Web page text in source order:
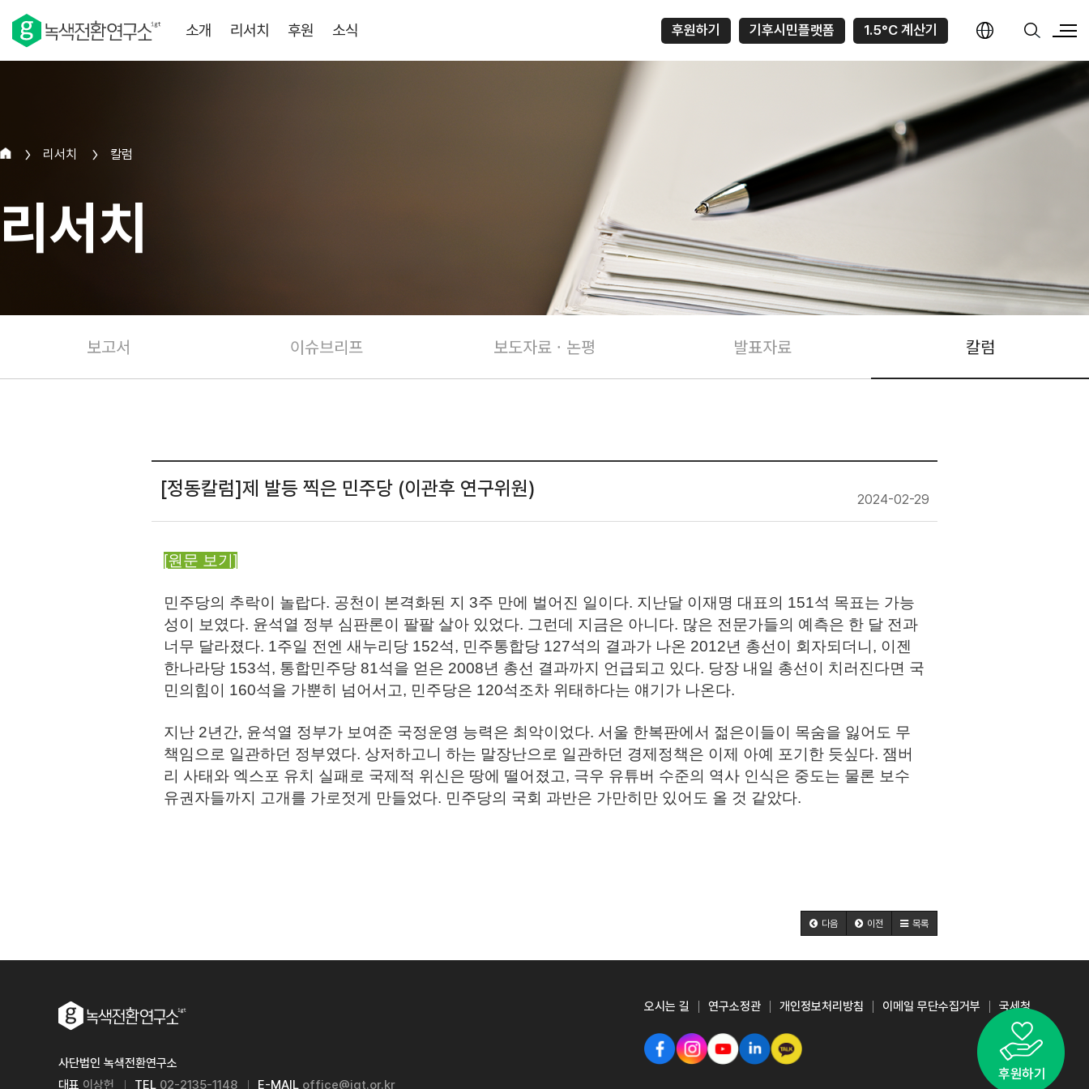
소개 리서치 후원 소식 후원하기 기후시민플랫폼 1.5°C 계산기
> 리서치 > 칼럼
리서치
보고서 이슈브리프 보도자료 · 논평 발표자료 칼럼
[정동칼럼]제 발등 찍은 민주당 (이관후 연구위원) 2024-02-29
[원문 보기]
민주당의 추락이 놀랍다. 공천이 본격화된 지 3주 만에 벌어진 일이다. 지난달 이재명 대표의 151석 목표는 가능
성이 보였다. 윤석열 정부 심판론이 팔팔 살아 있었다. 그런데 지금은 아니다. 많은 전문가들의 예측은 한 달 전과
너무 달라졌다. 1주일 전엔 새누리당 152석, 민주통합당 127석의 결과가 나온 2012년 총선이 회자되더니, 이젠
한나라당 153석, 통합민주당 81석을 얻은 2008년 총선 결과까지 언급되고 있다. 당장 내일 총선이 치러진다면 국
민의힘이 160석을 가뿐히 넘어서고, 민주당은 120석조차 위태하다는 얘기가 나온다.
지난 2년간, 윤석열 정부가 보여준 국정운영 능력은 최악이었다. 서울 한복판에서 젊은이들이 목숨을 잃어도 무
책임으로 일관하던 정부였다. 상저하고니 하는 말장난으로 일관하던 경제정책은 이제 아예 포기한 듯싶다. 잼버
리 사태와 엑스포 유치 실패로 국제적 위신은 땅에 떨어졌고, 극우 유튜버 수준의 역사 인식은 중도는 물론 보수
유권자들까지 고개를 가로젓게 만들었다. 민주당의 국회 과반은 가만히만 있어도 올 것 같았다.
다음 이전 목록
사단법인 녹색전환연구소
대표 이상헌 TEL 02-2135-1148 E-MAIL office@igt.or.kr
오시는 길 연구소정관 개인정보처리방침 이메일 무단수집거부 국세청